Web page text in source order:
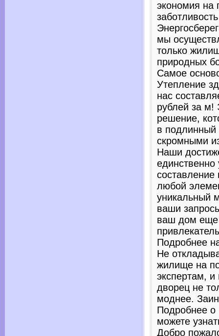
экономия на
мы
только
природных
Самое
Утепление
нас
рублей за м!
решение,
в подлинный
скромными
Наши
единственно
составление
любой
уникальный
ваши
ваш дом
Подробнее
Не
жилище на
экспертам,
дворец не
моднее.
Подробнее о
можете
Добро